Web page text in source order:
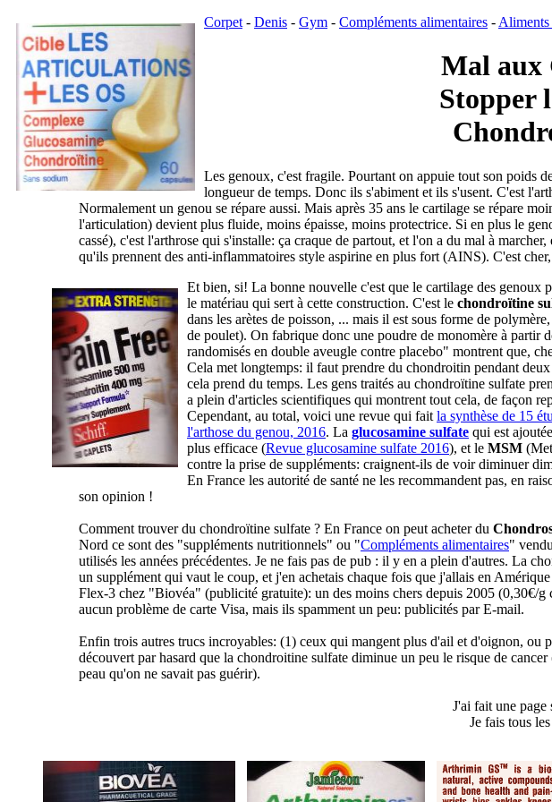
Corpet - Denis - Gym - Compléments alimentaires -
Mal aux
Stopper
Les genoux, c'est fragile. Pourtant on appuie tout son poids
longueur de temps. Donc ils s'abiment et ils s'usent. C'est
Normalement un genou se répare aussi. Mais après 35 ans le cartilage se répare
l'articulation) devient plus fluide, moins épaisse, moins protectrice. Si en plus le
cassé), c'est l'arthrose qui s'installe: ça craque de partout, et l'on a du mal à
qu'ils prennent des anti-inflammatoires style aspirine en plus fort (AINS). C'est
Et bien, si! La bonne nouvelle c'est que le cartilage des genoux
le matériau qui sert à cette construction. C'est le chondroïtine
dans les arètes de poisson, ... mais il est sous forme de
de poulet). On fabrique donc une poudre de monomère à partir
randomisés en double aveugle contre placebo" montrent que,
Cela met longtemps: il faut prendre du chondroitin pendant
cela prend du temps. Les gens traités au chondroïtine sulfate
a plein d'articles scientifiques qui montrent tout cela, de façon
Cependant, au total, voici une revue qui fait la synthèse de 15
l'arthose du genou, 2016. La glucosamine sulfate qui est
plus efficace (Revue glucosamine sulfate 2016), et le MSM
contre la prise de suppléments: craignent-ils de voir diminuer
En France les autorité de santé ne les recommandent pas, en
son opinion !
Comment trouver du chondroïtine sulfate ? En France on peut acheter du
Nord ce sont des "suppléments nutritionnels" ou "Compléments alimentaires"
utilisés les années précédentes. Je ne fais pas de pub : il y en a plein d'autres. La
un supplément qui vaut le coup, et j'en achetais chaque fois que j'allais en
Flex-3 chez "Biovéa" (publicité gratuite): un des moins chers depuis 2005 (0,30€/
aucun problème de carte Visa, mais ils spamment un peu: publicités par E-mail.
Enfin trois autres trucs incroyables: (1) ceux qui mangent plus d'ail et d'oignon, ou
découvert par hasard que la chondroitine sulfate diminue un peu le risque de
peau qu'on ne savait pas guérir).
J'ai fait une page
Je fais tous